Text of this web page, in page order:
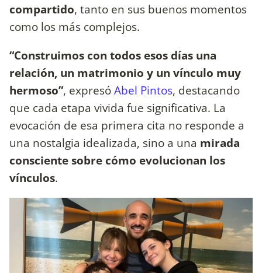
compartido, tanto en sus buenos momentos
como los más complejos.
“Construimos con todos esos días una
relación, un matrimonio y un vínculo muy
hermoso”, expresóAbel Pintos, destacando
que cada etapa vivida fue significativa. La
evocación de esa primera cita no responde a
una nostalgia idealizada, sino a una mirada
consciente sobre cómo evolucionan los
vínculos.